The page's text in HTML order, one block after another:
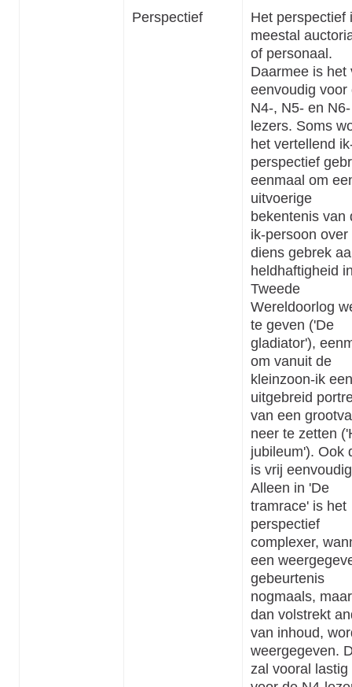
Perspectief
Het perspectief
meestal
of personaal.
Daarmee is het
eenvoudig voor
N4-, N5- en N6-
lezers. Soms
het vertellend
perspectief
eenmaal om
uitvoerige
bekentenis van
ik-persoon over
diens gebrek
heldhaftigheid
Tweede
Wereldoorlog
te geven ('De
gladiator'),
om vanuit de
kleinzoon-ik een
uitgebreid
van een
neer te zetten
jubileum'). Ook
is vrij
Alleen in 'De
tramrace' is het
perspectief
complexer,
een
gebeurtenis
nogmaals, maar
dan volstrekt
van inhoud,
weergegeven.
zal vooral lastig